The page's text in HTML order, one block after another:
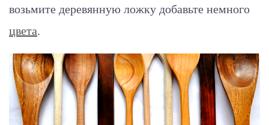
возьмите деревянную ложку добавьте немного
цвета.